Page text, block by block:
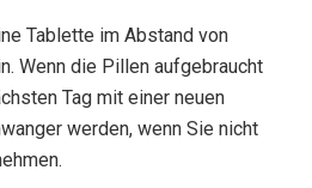
Tablette im Abstand von
Wenn die Pillen aufgebraucht
Tag mit einer neuen
werden, wenn Sie nicht